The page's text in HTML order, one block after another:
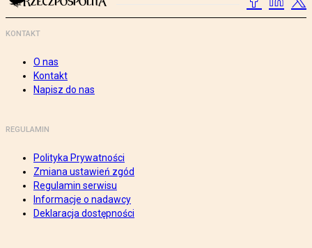
KONTAKT
O nas
Kontakt
Napisz do nas
REGULAMIN
Polityka Prywatności
Zmiana ustawień zgód
Regulamin serwisu
Informacje o nadawcy
Deklaracja dostępności